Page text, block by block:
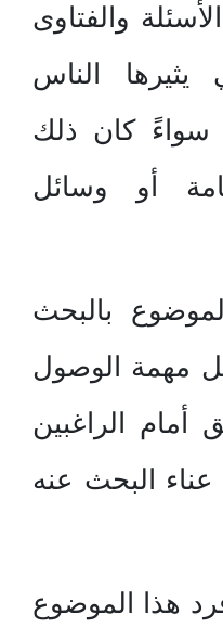
والفتاوى
يثيرها الناس
سواءً كان ذلك
أو وسائل
بالبحث
مهمة الوصول
أمام الراغبين
عناء البحث عنه
هذا الموضوع